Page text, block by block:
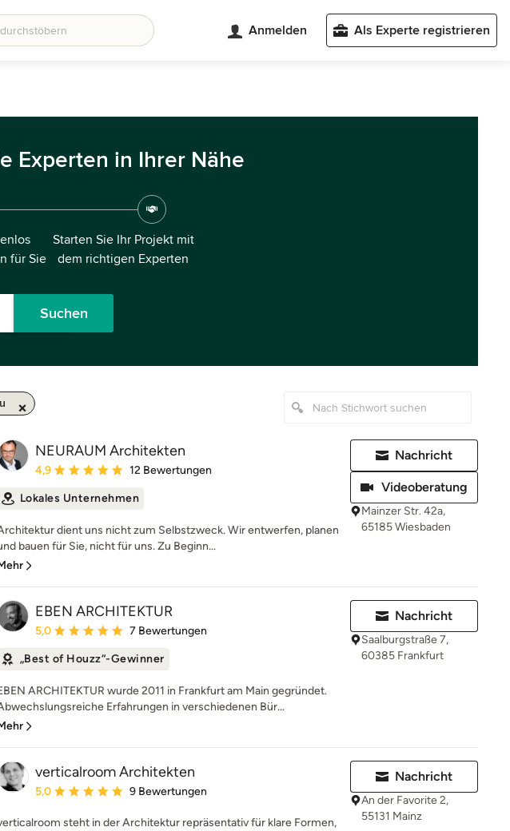
Anmelden Als Experte registrieren
Experten in Ihrer Nähe
für Sie
Starten Sie Ihr Projekt mit
dem richtigen Experten
Suchen
NEURAUM Architekten
Durchschnittliche Bewertung: 4.9 von 5 Sternen
4,9 12 Bewertungen
Lokales Unternehmen
dient uns nicht zum Selbstzweck. Wir entwerfen, planen
bauen für Sie, nicht für uns. Zu Beginn...
Nachricht
Videoberatung
Mainzer Str. 42a,
65185 Wiesbaden
EBEN ARCHITEKTUR
Durchschnittliche Bewertung: 5 von 5 Sternen
5,0 7 Bewertungen
„Best of Houzz“-Gewinner
ARCHITEKTUR wurde 2011 in Frankfurt am Main gegründet.
Erfahrungen in verschiedenen Bür...
Nachricht
Saalburgstraße 7,
60385 Frankfurt
verticalroom Architekten
Durchschnittliche Bewertung: 5 von 5 Sternen
5,0 9 Bewertungen
steht in der Architektur repräsentativ für klare Formen,
Nachricht
An der Favorite 2,
55131 Mainz